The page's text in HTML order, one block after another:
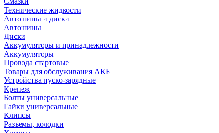
Технические жидкости
Автошины и диски
Автошины
Диски
Аккумуляторы и принадлежности
Аккумуляторы
Провода стартовые
Товары для обслуживания АКБ
Устройства пуско-зарядные
Крепеж
Болты универсальные
Гайки универсальные
Клипсы
Разъемы, колодки